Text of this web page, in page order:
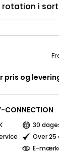
i
og
CONNECTION
30
Over 25
E-